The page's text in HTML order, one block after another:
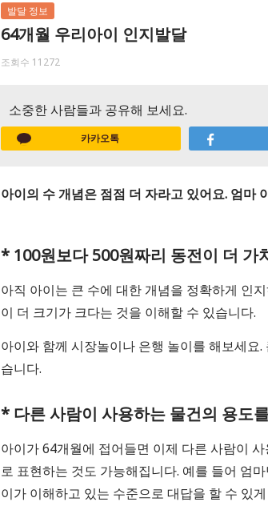
발달 정보
64개월 우리아이 인지발달
조회수 11272
소중한 사람들과 공유해 보세요.
카카오톡
아이의 수 개념은 점점 더 자라고 있어요. 엄마
* 100원보다 500원짜리 동전이 더 가
아직 아이는 큰 수에 대한 개념을 정확하게 인
이 더 크기가 크다는 것을 이해할 수 있습니다.
아이와 함께 시장놀이나 은행 놀이를 해보세요
습니다.
* 다른 사람이 사용하는 물건의 용도
아이가 64개월에 접어들면 이제 다른 사람이
로 표현하는 것도 가능해집니다. 예를 들어 엄
이가 이해하고 있는 수준으로 대답을 할 수 있